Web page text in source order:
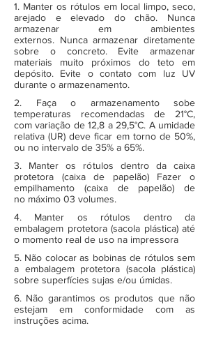
1. Manter os rótulos em local limpo, seco,
arejado e elevado do chão. Nunca
armazenar em ambientes
externos. Nunca armazenar diretamente
sobre o concreto. Evite armazenar
materiais muito próximos do teto em
depósito. Evite o contato com luz UV
durante o armazenamento.
2. Faça o armazenamento sobe
temperaturas recomendadas de 21°C,
com variação de 12,8 a 29,5°C. A umidade
relativa (UR) deve ficar em torno de 50%,
ou no intervalo de 35% a 65%.
3. Manter os rótulos dentro da caixa
protetora (caixa de papelão) Fazer o
empilhamento (caixa de papelão) de
no máximo 03 volumes.
4. Manter os rótulos dentro da
embalagem protetora (sacola plástica) até
o momento real de uso na impressora
5. Não colocar as bobinas de rótulos sem
a embalagem protetora (sacola plástica)
sobre superfícies sujas e/ou úmidas.
6. Não garantimos os produtos que não
estejam em conformidade com as
instruções acima.